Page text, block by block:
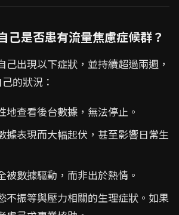
己是否患有流量焦慮症候群？
己出現以下症狀，並持續超過兩週，
的狀況：
地查看後台數據，無法停止。
據表現而大幅起伏，甚至影響日常生
被數據驅動，而非出於熱情。
不振等與壓力相關的生理症狀。如果